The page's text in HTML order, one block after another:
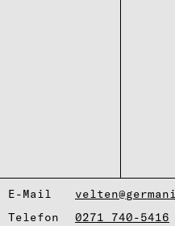
E-Mail
Telefon
0271 740-5416